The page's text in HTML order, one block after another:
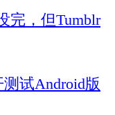
完，但Tumblr
试Android版